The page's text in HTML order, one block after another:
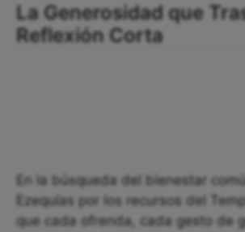
La Generosidad que
Reflexión Corta
En la búsqueda del bienestar
Ezequías por los recursos del
que cada ofrenda, cada gesto de